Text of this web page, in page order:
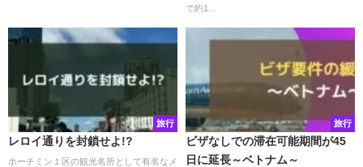
で約1...
旅行
レロイ通りを封鎖せよ!?
ホーチミン１区の観光名所として有名なメ
旅行
ビザなしでの滞在可能期間が45
日に延長～ベトナム～